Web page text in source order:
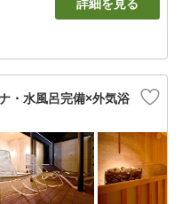
詳細を見る
・水風呂完備×外気浴